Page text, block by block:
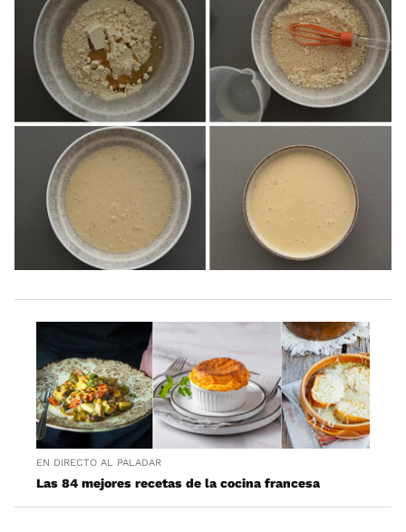
EN DIRECTO AL PALADAR
Las 84 mejores recetas de la cocina francesa